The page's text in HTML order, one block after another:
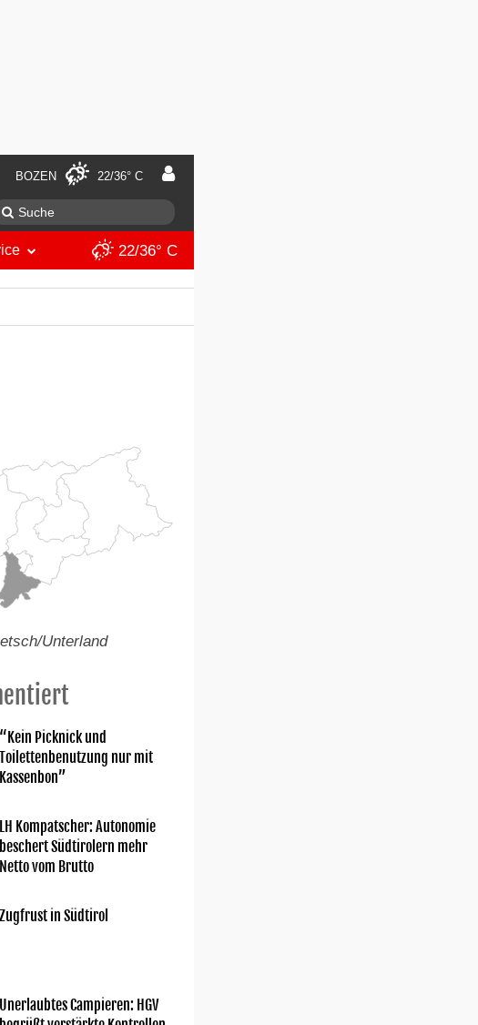
BOZEN 22/36° C
22/36° C
Unterland
“Kein Picknick und
Toilettenbenutzung nur mit
Kassenbon”
LH Kompatscher: Autonomie
beschert Südtirolern mehr
Netto vom Brutto
Zugfrust in Südtirol
Unerlaubtes Campieren: HGV